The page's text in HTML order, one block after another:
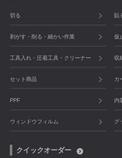
切る 貼
剥がす・削る・細かい作業 仮
工具入れ・圧着工具・クリーナー 収
セット商品 カ
PPF 内
ウィンドウフィルム グ
クイックオーダー